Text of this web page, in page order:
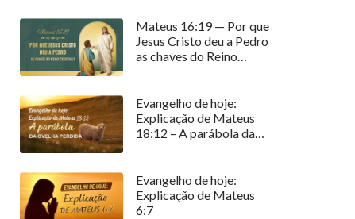
Mateus 16:19 — Por que
Jesus Cristo deu a Pedro
as chaves do Reino
Evangelho de hoje:
Explicação de Mateus
18:12 – A parábola da
Evangelho de hoje:
Explicação de Mateus
6:7